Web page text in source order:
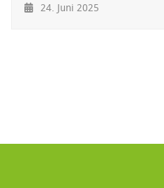
24. Juni 2025